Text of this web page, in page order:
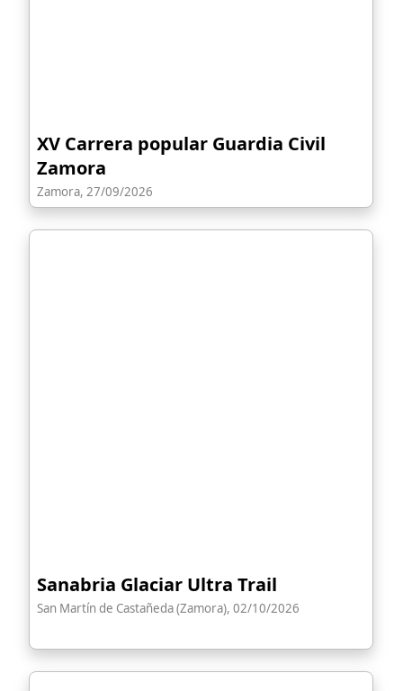
XV Carrera popular Guardia Civil
Zamora
Zamora, 27/09/2026
Sanabria Glaciar Ultra Trail
San Martín de Castañeda (Zamora), 02/10/2026